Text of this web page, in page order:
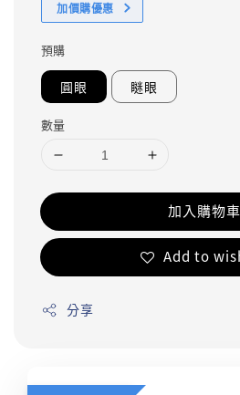
加價購優惠
預購
圓眼 瞇眼
數量
加入購物車
Add to
分享